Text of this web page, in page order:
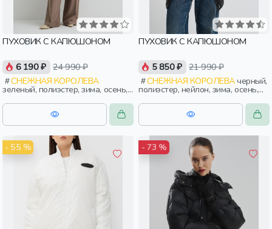
ПУХОВИК С КАПЮШОНОМ
6 190 ₽ 24 990 ₽
СНЕЖНАЯ КОРОЛЕВА
зеленый, полиэстер, зима, осень,
россия, капюшон, застежка,
утепленные, стеганые, прорези,
карман, объемные, женщины,
взрослые
ПУХОВИК С КАПЮШОНОМ
5 850 ₽ 21 990 ₽
СНЕЖНАЯ КОРОЛЕВАчерный,
полиэстер, нейлон, зима, осень,
россия, прямые, капюшон,
застежка, утепленные, стеганые,
кнопки, прорези, карман,
воротник, женщины, взрослые
- 55 %
- 73 %